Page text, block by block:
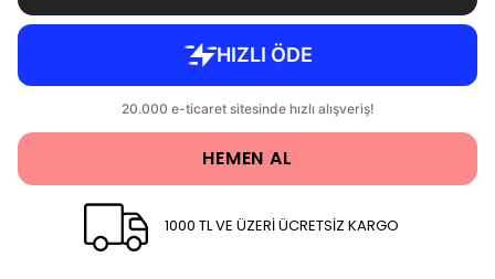
HEMEN AL
1000 TL VE ÜZERİ ÜCRETSİZ KARGO